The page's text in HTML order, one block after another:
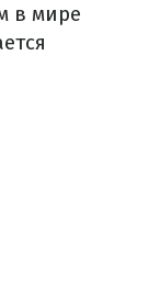
в мире